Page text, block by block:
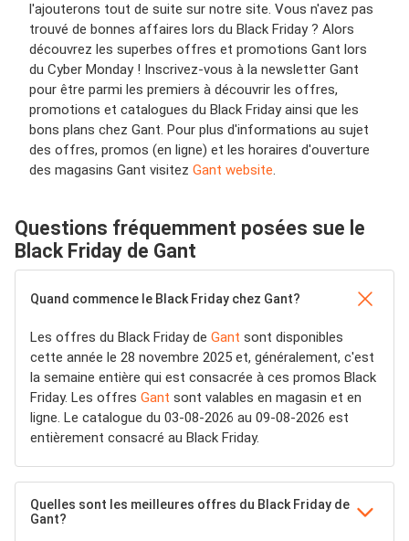
l'ajouterons tout de suite sur notre site. Vous n'avez pas
trouvé de bonnes affaires lors du Black Friday ? Alors
découvrez les superbes offres et promotions Gant lors
du Cyber Monday ! Inscrivez-vous à la newsletter Gant
pour être parmi les premiers à découvrir les offres,
promotions et catalogues du Black Friday ainsi que les
bons plans chez Gant. Pour plus d'informations au sujet
des offres, promos (en ligne) et les horaires d'ouverture
des magasins Gant visitez Gant website.
Questions fréquemment posées sue le
Black Friday de Gant
Quand commence le Black Friday chez Gant?
Les offres du Black Friday de Gant sont disponibles
cette année le 28 novembre 2025 et, généralement, c'est
la semaine entière qui est consacrée à ces promos Black
Friday. Les offres Gant sont valables en magasin et en
ligne. Le catalogue du 03-08-2026 au 09-08-2026 est
entièrement consacré au Black Friday.
Quelles sont les meilleures offres du Black Friday de
Gant?